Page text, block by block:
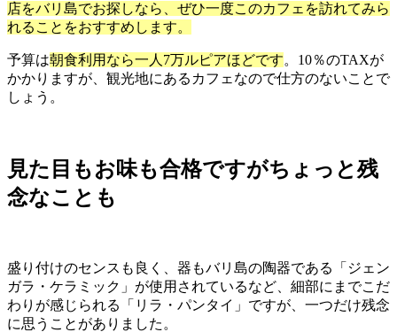
店をバリ島でお探しなら、ぜひ一度このカフェを訪れてみら
れることをおすすめします。
予算は朝食利用なら一人7万ルピアほどです。10％のTAXが
かかりますが、観光地にあるカフェなので仕方のないことで
しょう。
見た目もお味も合格ですがちょっと残
念なことも
盛り付けのセンスも良く、器もバリ島の陶器である「ジェン
ガラ・ケラミック」が使用されているなど、細部にまでこだ
わりが感じられる「リラ・パンタイ」ですが、一つだけ残念
に思うことがありました。